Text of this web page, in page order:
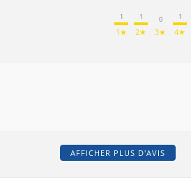
1
1★
1
2★
0
3★
1
4★
AFFICHER PLUS D'AVIS